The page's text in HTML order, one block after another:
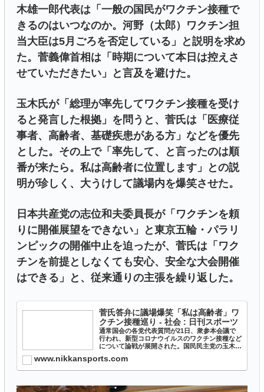
木雄一郎代表は「一般の国民がワクチン接種で
きるのはいつなのか。河野（太郎）ワクチン担
当大臣は5月ごろを否定している」と説明を求め
た。菅義偉首相は「時期について本日は控えさ
せていただきたい」と言及を避けた。
玉木氏が「総理が率先してワクチン接種を受け
ると発言した根拠」を問うと、菅氏は「医療従
事者、高齢者、基礎疾患がある方」などを優先
とした。その上で「率先して、と言ったのは順
番が来たら。私は高齢者に位置します」との説
明が珍しく、大うけして議場内を爆笑させた。
日本共産党の志位和夫委員長が「ワクチンを頼
りに開催展望をできない」と東京五輪・パラリ
ンピックの開催中止を迫ったが、菅氏は「ワク
チンを前提としなくても安心、安全な大会開催
はできる」と、従来通りの主張を繰り返した。
菅氏答弁に議場爆笑「私は高齢者」ワ
クチン接種巡り - 社会 : 日刊スポーツ
通常国会の各党代表質問が21日、衆参本会議で
行われ、新型コロナウイルスのワクチン接種など
について論戦が展開された。国民民主党の玉木雄
聞社のニュースサイト、ニッカンスポーツ・コム
（nikkans...
www.nikkansports.com